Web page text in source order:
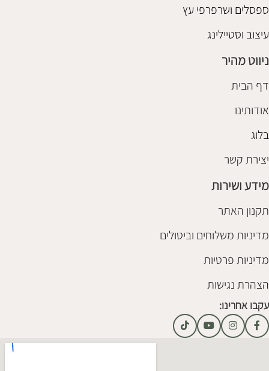
ספסלים ושרפרפי עץ
עיצוב וסטיילינג
ניווט מהיר
דף הבית
אודותינו
בלוג
יצירת קשר
מידע ושירות
תקנון האתר
מדיניות משלוחים וביטולים
מדיניות פרטיות
הצהרת נגישות
עקבו אחרינו: